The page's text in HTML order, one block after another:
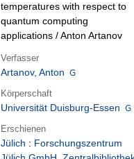
temperatures with respect to
quantum computing
applications / Anton Artanov
Verfasser
Artanov, Anton
Körperschaft
Universität Duisburg-Essen
Erschienen
Jülich : Forschungszentrum